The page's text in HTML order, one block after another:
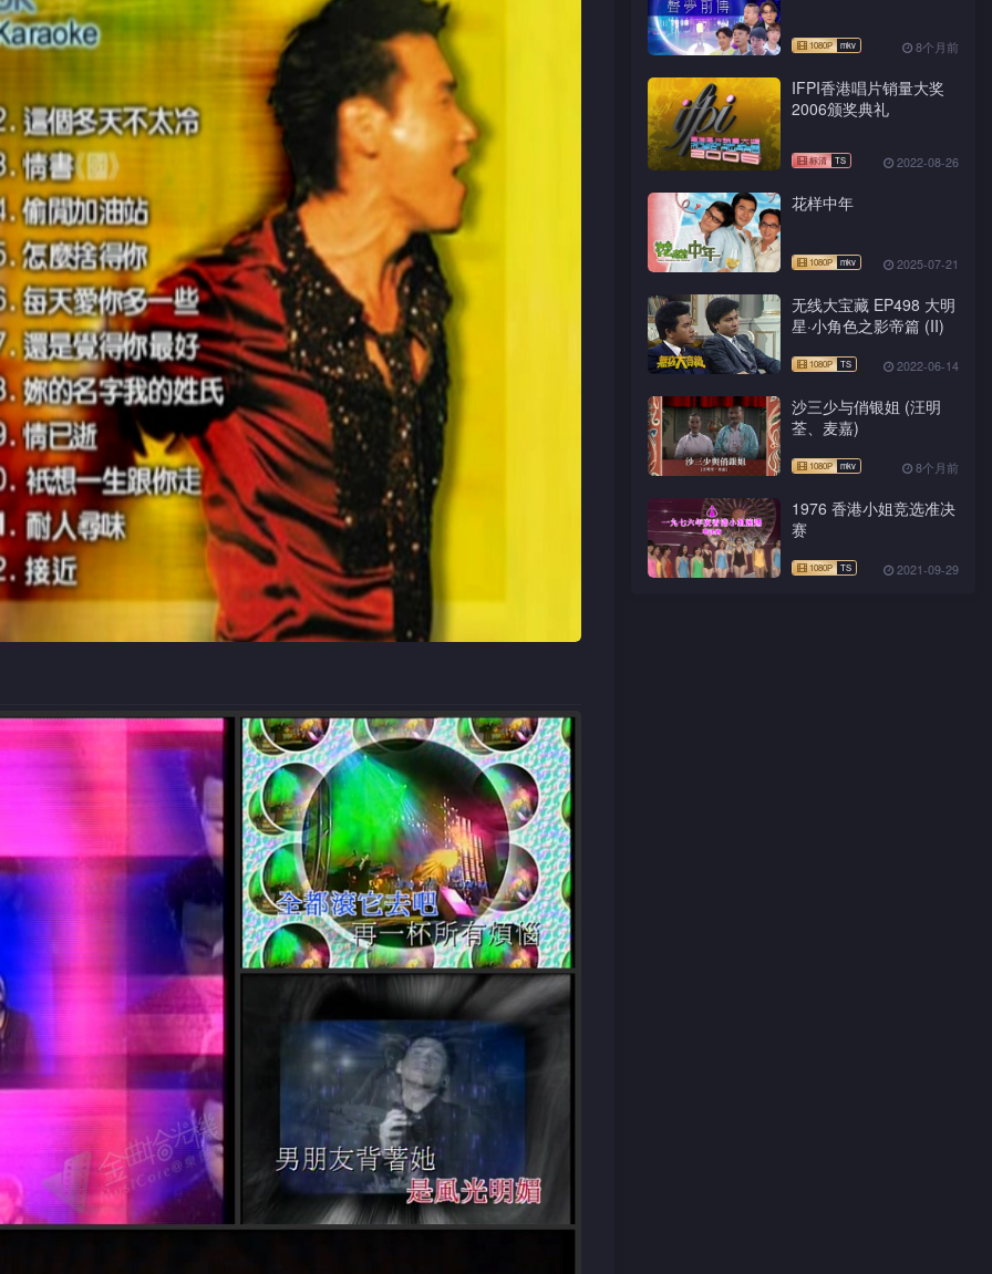
8个月前
IFPI香港唱片销量大奖
2006颁奖典礼
2022-08-26
花样中年
2025-07-21
无线大宝藏 EP498 大明
星·小角色之影帝篇 (II)
2022-06-14
沙三少与俏银姐 (汪明
荃、麦嘉)
8个月前
1976 香港小姐竞选准决
赛
2021-09-29